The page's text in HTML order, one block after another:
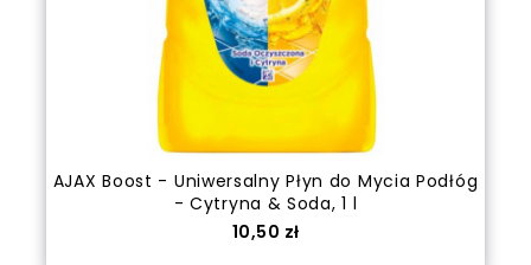
AJAX Boost - Uniwersalny Płyn do Mycia Podłóg
- Cytryna & Soda, 1 l
Cena
10,50 zł